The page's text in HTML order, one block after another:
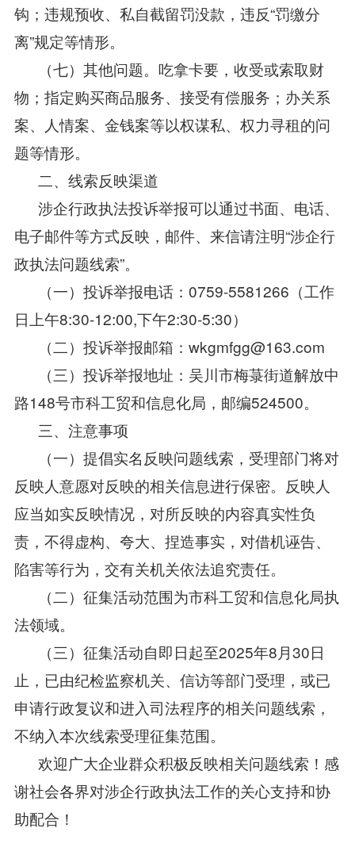
钩；违规预收、私自截留罚没款，违反“罚缴分
离”规定等情形。
（七）其他问题。吃拿卡要，收受或索取财
物；指定购买商品服务、接受有偿服务；办关系
案、人情案、金钱案等以权谋私、权力寻租的问
题等情形。
二、线索反映渠道
涉企行政执法投诉举报可以通过书面、电话、
电子邮件等方式反映，邮件、来信请注明“涉企行
政执法问题线索”。
（一）投诉举报电话：0759-5581266（工作
日上午8:30-12:00,下午2:30-5:30）
（二）投诉举报邮箱：wkgmfgg@163.com
（三）投诉举报地址：吴川市梅菉街道解放中
路148号市科工贸和信息化局，邮编524500。
三、注意事项
（一）提倡实名反映问题线索，受理部门将对
反映人意愿对反映的相关信息进行保密。反映人
应当如实反映情况，对所反映的内容真实性负
责，不得虚构、夸大、捏造事实，对借机诬告、
陷害等行为，交有关机关依法追究责任。
（二）征集活动范围为市科工贸和信息化局执
法领域。
（三）征集活动自即日起至2025年8月30日
止，已由纪检监察机关、信访等部门受理，或已
申请行政复议和进入司法程序的相关问题线索，
不纳入本次线索受理征集范围。
欢迎广大企业群众积极反映相关问题线索！感
谢社会各界对涉企行政执法工作的关心支持和协
助配合！